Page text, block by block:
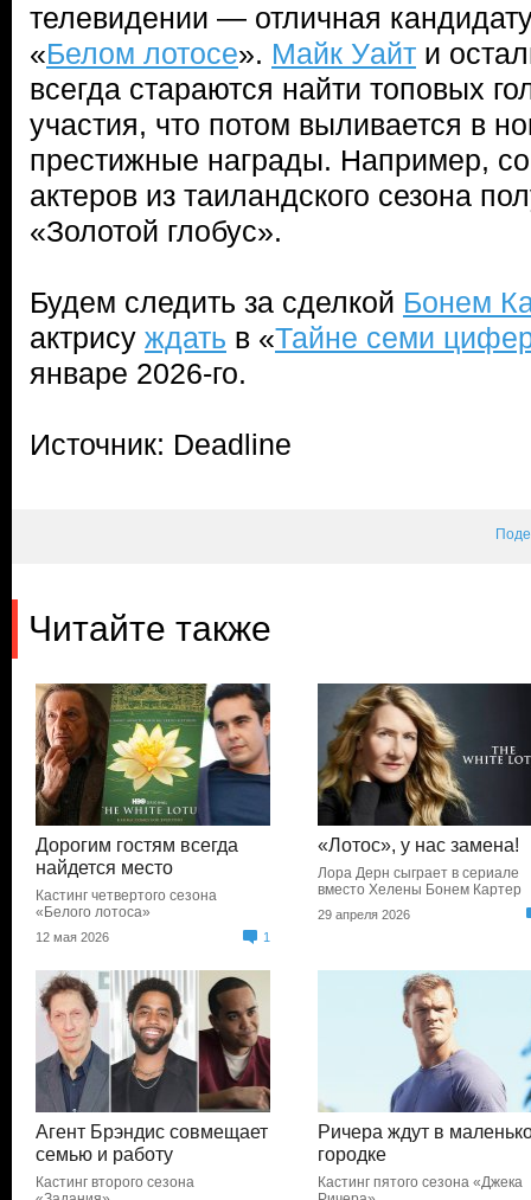
телевидении — отличная
«Белом лотосе». Майк Уайт и
всегда стараются найти топовых
участия, что потом выливается в
престижные награды. Например,
актеров из таиландского сезона
«Золотой глобус».
Будем следить за сделкой Бонем
актрису ждать в «Тайне семи
январе 2026-го.
Источник: Deadline
Читайте также
Дорогим гостям всегда
найдется место
Кастинг четвертого сезона
«Белого лотоса»
12 мая 2026 1
«Лотос», у нас замена!
Лора Дерн сыграет в сериале
вместо Хелены Бонем Картер
29 апреля 2026
Агент Брэндис совмещает
семью и работу
Кастинг второго сезона
Ричера ждут в
городке
Кастинг пятого сезона «Джека